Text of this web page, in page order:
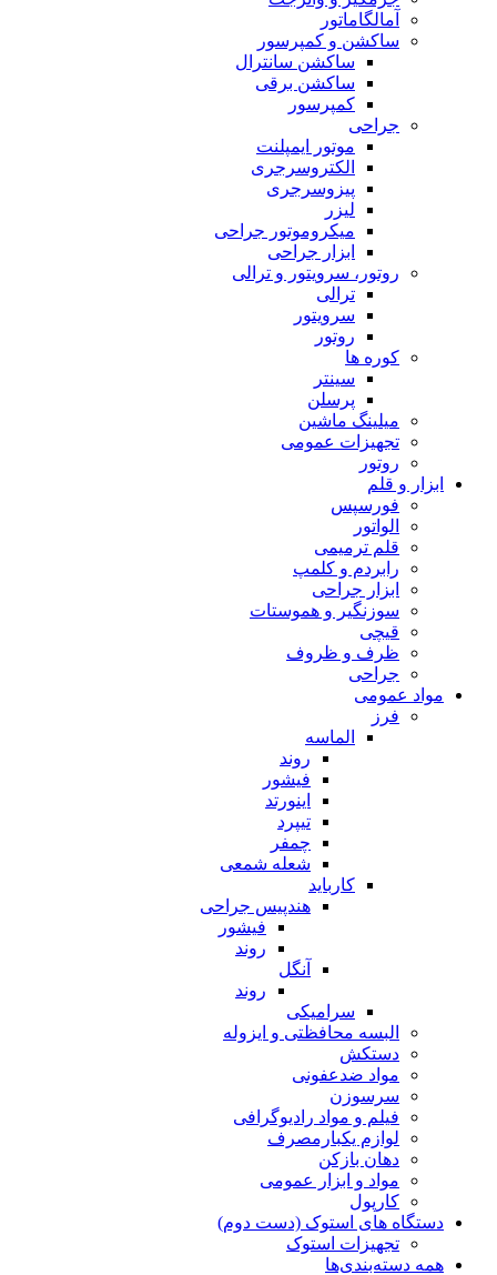
آمالگاماتور
ساکشن و کمپرسور
ساکشن سانترال
ساکشن برقی
کمپرسور
جراحی
موتور ایمپلنت
الکتروسرجری
پیزوسرجری
لیزر
میکروموتور جراحی
ابزار جراحی
روتور، سرویتور و ترالی
ترالی
سرویتور
روتور
کوره ها
سینتر
پرسلن
میلینگ ماشین
تجهیزات عمومی
روتور
ابزار و قلم
فورسپس
الواتور
قلم ترمیمی
رابردم و کلمپ
ابزار جراحی
سوزنگیر و هموستات
قیچی
ظرف و ظروف
جراحی
مواد عمومی
فرز
الماسه
روند
فیشور
اینورتد
تیپرد
چمفر
شعله شمعی
کارباید
هندپیس جراحی
فیشور
روند
آنگل
روند
سرامیکی
البسه محافظتی و ایزوله
دستکش
مواد ضدعفونی
سرسوزن
فیلم و مواد رادیوگرافی
لوازم یکبارمصرف
دهان بازکن
مواد و ابزار عمومی
کارپول
دستگاه های استوک (دست دوم)
تجهیزات استوک
همه دسته‌بندی‌ها